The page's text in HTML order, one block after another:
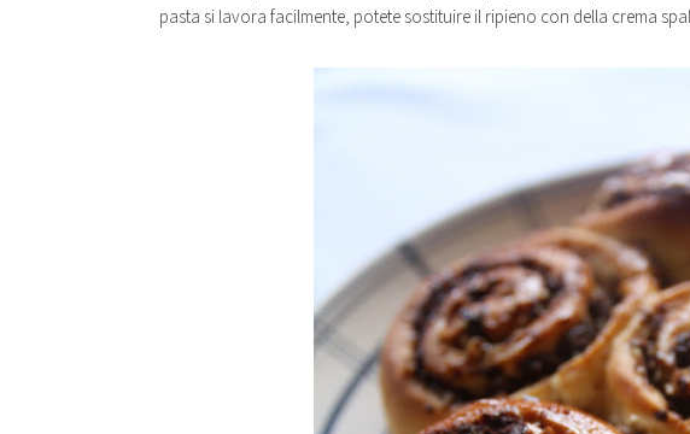
pasta si lavora facilmente, potete sostituire il ripieno con della crema